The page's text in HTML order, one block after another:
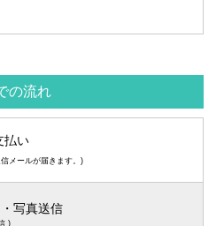
の流れ
払い
メールが届きます。)
写真送信
)